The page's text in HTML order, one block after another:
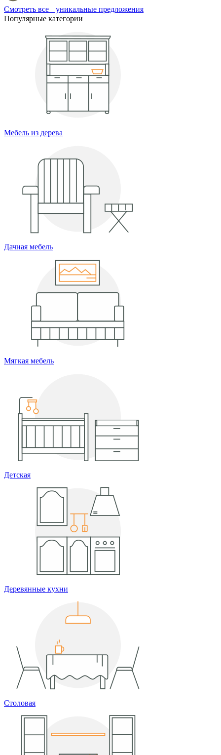
Смотреть все уникальные предложения
Популярные категории
Мебель из дерева
Дачная мебель
Мягкая мебель
Детская
Деревянные кухни
Столовая